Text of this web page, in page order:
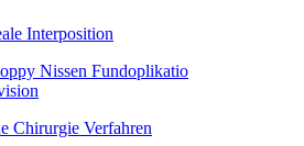
Interposition
Nissen Fundoplikatio
Chirurgie Verfahren